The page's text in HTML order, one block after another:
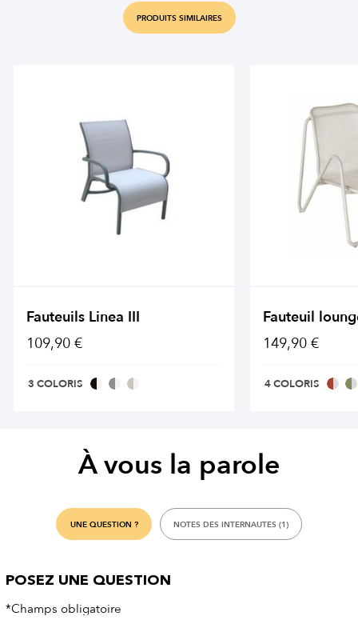
PRODUITS SIMILAIRES
Fauteuils Linea III
109,90 €
3 COLORIS
Fauteuil
149,90 €
4 COLORIS
À vous la parole
UNE QUESTION ? NOTES DES INTERNAUTES (1)
POSEZ UNE QUESTION
*Champs obligatoire